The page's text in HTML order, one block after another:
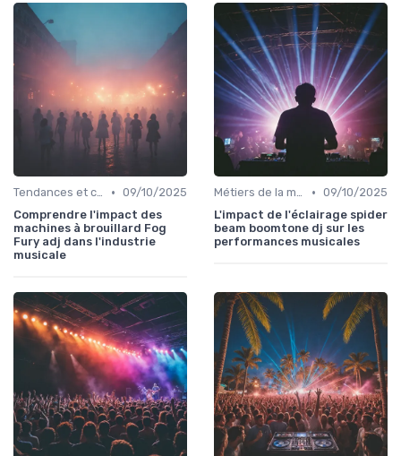
Tendances et chiffres du marché • 09/10/2025
Comprendre l'impact des
machines à brouillard Fog
Fury adj dans l'industrie
musicale
Métiers de la musique • 09/10/2025
L'impact de l'éclairage spider
beam boomtone dj sur les
performances musicales